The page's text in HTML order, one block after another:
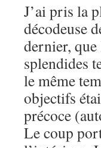
J’ai pris la
décodeuse
dernier, que
splendides
le même
objectifs
précoce
Le coup